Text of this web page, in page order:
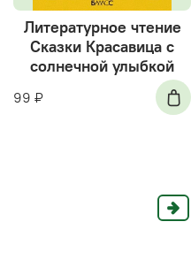
Литературное чтение
Сказки Красавица с
солнечной улыбкой
99 ₽